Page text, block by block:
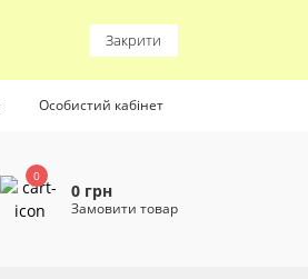
Закрити
Особистий кабінет
0
0 грн
Замовити товар